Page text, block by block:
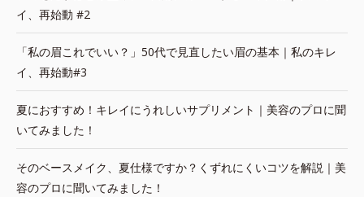
イ、再始動 #2
「私の眉これでいい？」50代で見直したい眉の基本｜私のキレ
イ、再始動#3
夏におすすめ！キレイにうれしいサプリメント｜美容のプロに聞
いてみました！
そのベースメイク、夏仕様ですか？くずれにくいコツを解説｜美
容のプロに聞いてみました！